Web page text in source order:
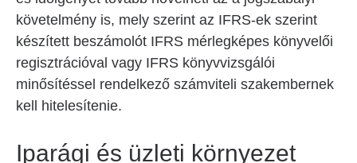
követelmény is, mely szerint az IFRS-ek szerint
készített beszámolót IFRS mérlegképes könyvelői
regisztrációval vagy IFRS könyvvizsgálói
minősítéssel rendelkező számviteli szakembernek
kell hitelesítenie.
Iparági és üzleti környezet